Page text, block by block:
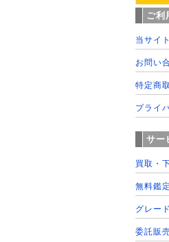
ご利
当サイ
お問い
特定商
プライ
サー
買取・
無料鑑
グレー
委託販